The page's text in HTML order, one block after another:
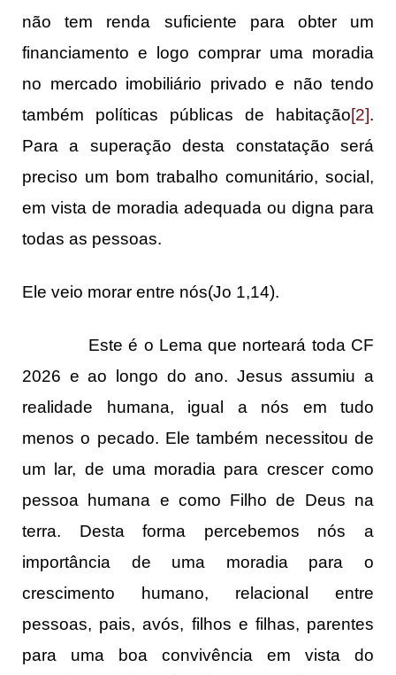
não tem renda suficiente para obter um
financiamento e logo comprar uma moradia
no mercado imobiliário privado e não tendo
também políticas públicas de habitação[2].
Para a superação desta constatação será
preciso um bom trabalho comunitário, social,
em vista de moradia adequada ou digna para
todas as pessoas.
Ele veio morar entre nós(Jo 1,14).
Este é o Lema que norteará toda CF
2026 e ao longo do ano. Jesus assumiu a
realidade humana, igual a nós em tudo
menos o pecado. Ele também necessitou de
um lar, de uma moradia para crescer como
pessoa humana e como Filho de Deus na
terra. Desta forma percebemos nós a
importância de uma moradia para o
crescimento humano, relacional entre
pessoas, pais, avós, filhos e filhas, parentes
para uma boa convivência em vista do